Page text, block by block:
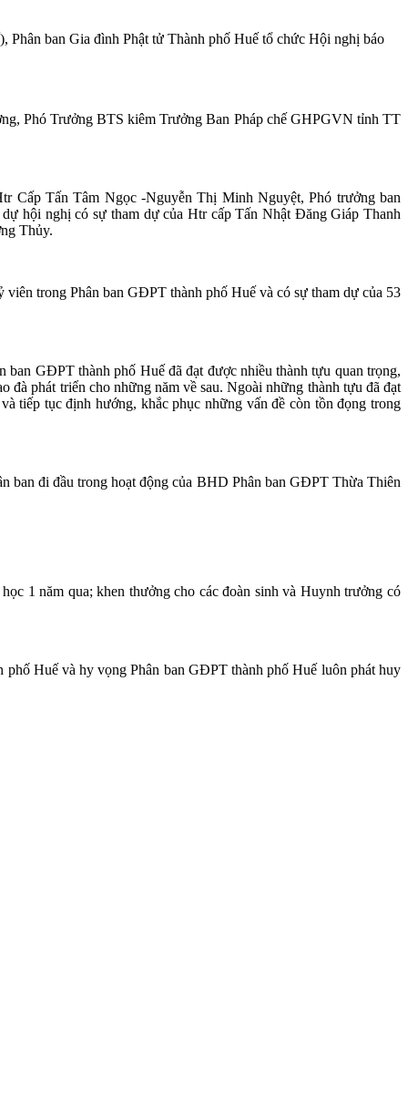
ban Gia đình Phật tử Thành phố Huế tổ chức Hội nghị báo
Phó Trưởng BTS kiêm Trưởng Ban Pháp chế GHPGVN tỉnh TT
Tấn Tâm Ngọc -Nguyễn Thị Minh Nguyệt, Phó trưởng ban
hội nghị có sự tham dự của Htr cấp Tấn Nhật Đăng Giáp Thanh
Thủy.
trong Phân ban GĐPT thành phố Huế và có sự tham dự của 53
GĐPT thành phố Huế đã đạt được nhiều thành tựu quan trọng,
đà phát triển cho những năm về sau. Ngoài những thành tựu đã đạt
tiếp tục định hướng, khắc phục những vấn đề còn tồn đọng trong
ban đi đầu trong hoạt động của BHD Phân ban GĐPT Thừa Thiên
1 năm qua; khen thưởng cho các đoàn sinh và Huynh trưởng có
Huế và hy vọng Phân ban GĐPT thành phố Huế luôn phát huy